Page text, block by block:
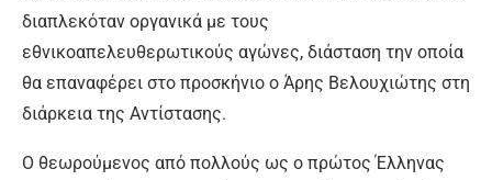
διαπλεκόταν οργανικά με τους
εθνικοαπελευθερωτικούς αγώνες, διάσταση την οποία
θα επαναφέρει στο προσκήνιο ο Άρης Βελουχιώτης στη
διάρκεια της Αντίστασης.
Ο θεωρούμενος από πολλούς ως ο πρώτος Έλληνας